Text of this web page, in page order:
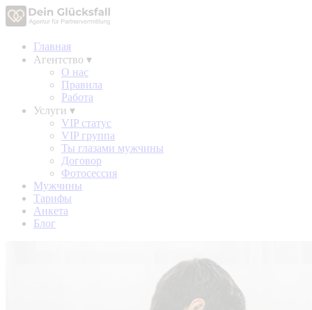
Главная
Агентство ▾
О нас
Правила
Работа
Услуги ▾
VIP статус
VIP группа
Ты глазами мужчины
Договор
Фотосессия
Мужчины
Тарифы
Анкета
Блог